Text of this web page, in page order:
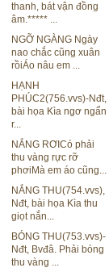
thanh, bát vận đồng
âm.***** ...
NGỠ NGÀNG Ngày
nao chắc cũng xuân
rồiÁo nâu em ...
HẠNH
PHÚC2(756.vvs)-Nđt,
bài họa Kìa ngơ ngẩn
r...
NẮNG RƠICó phải
thu vàng rực rỡ
phơiMà em áo cũng...
NẮNG THU(754.vvs),
Nđt, bài họa Kìa thu
giọt nắn...
BÓNG THU(753.vvs)-
Nđt, Bvđâ. Phải bóng
thu vàng ...